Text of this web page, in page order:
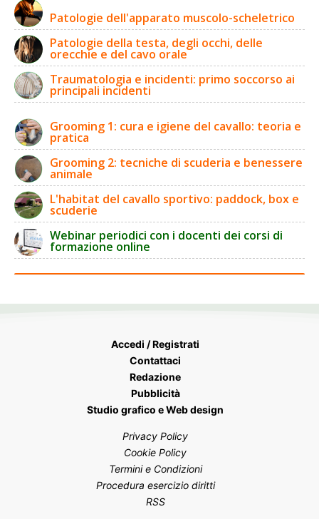
Patologie dell'apparato muscolo-scheletrico
Patologie della testa, degli occhi, delle
orecchie e del cavo orale
Traumatologia e incidenti: primo soccorso ai
principali incidenti
Grooming 1: cura e igiene del cavallo: teoria e
pratica
Grooming 2: tecniche di scuderia e benessere
animale
L'habitat del cavallo sportivo: paddock, box e
scuderie
Webinar periodici con i docenti dei corsi di
formazione online
Accedi / Registrati
Contattaci
Redazione
Pubblicità
Studio grafico e Web design
Privacy Policy
Cookie Policy
Termini e Condizioni
Procedura esercizio diritti
RSS